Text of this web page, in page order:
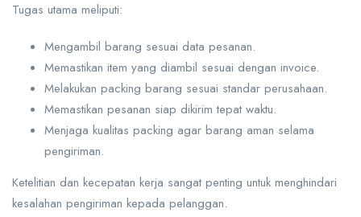
Tugas utama meliputi:
Mengambil barang sesuai data pesanan.
Memastikan item yang diambil sesuai dengan invoice.
Melakukan packing barang sesuai standar perusahaan.
Memastikan pesanan siap dikirim tepat waktu.
Menjaga kualitas packing agar barang aman selama
pengiriman.
Ketelitian dan kecepatan kerja sangat penting untuk menghindari
kesalahan pengiriman kepada pelanggan.